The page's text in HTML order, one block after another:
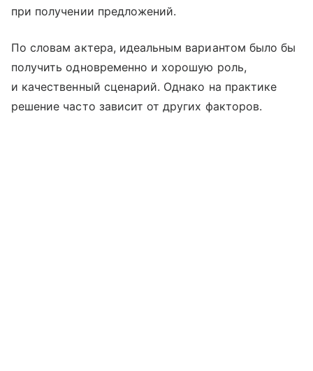
при получении предложений.
По словам актера, идеальным вариантом было бы
получить одновременно и хорошую роль,
и качественный сценарий. Однако на практике
решение часто зависит от других факторов.